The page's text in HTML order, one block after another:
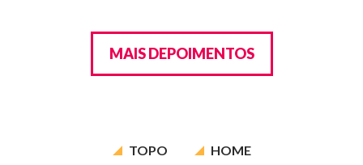
MAIS DEPOIMENTOS
TOPO HOME